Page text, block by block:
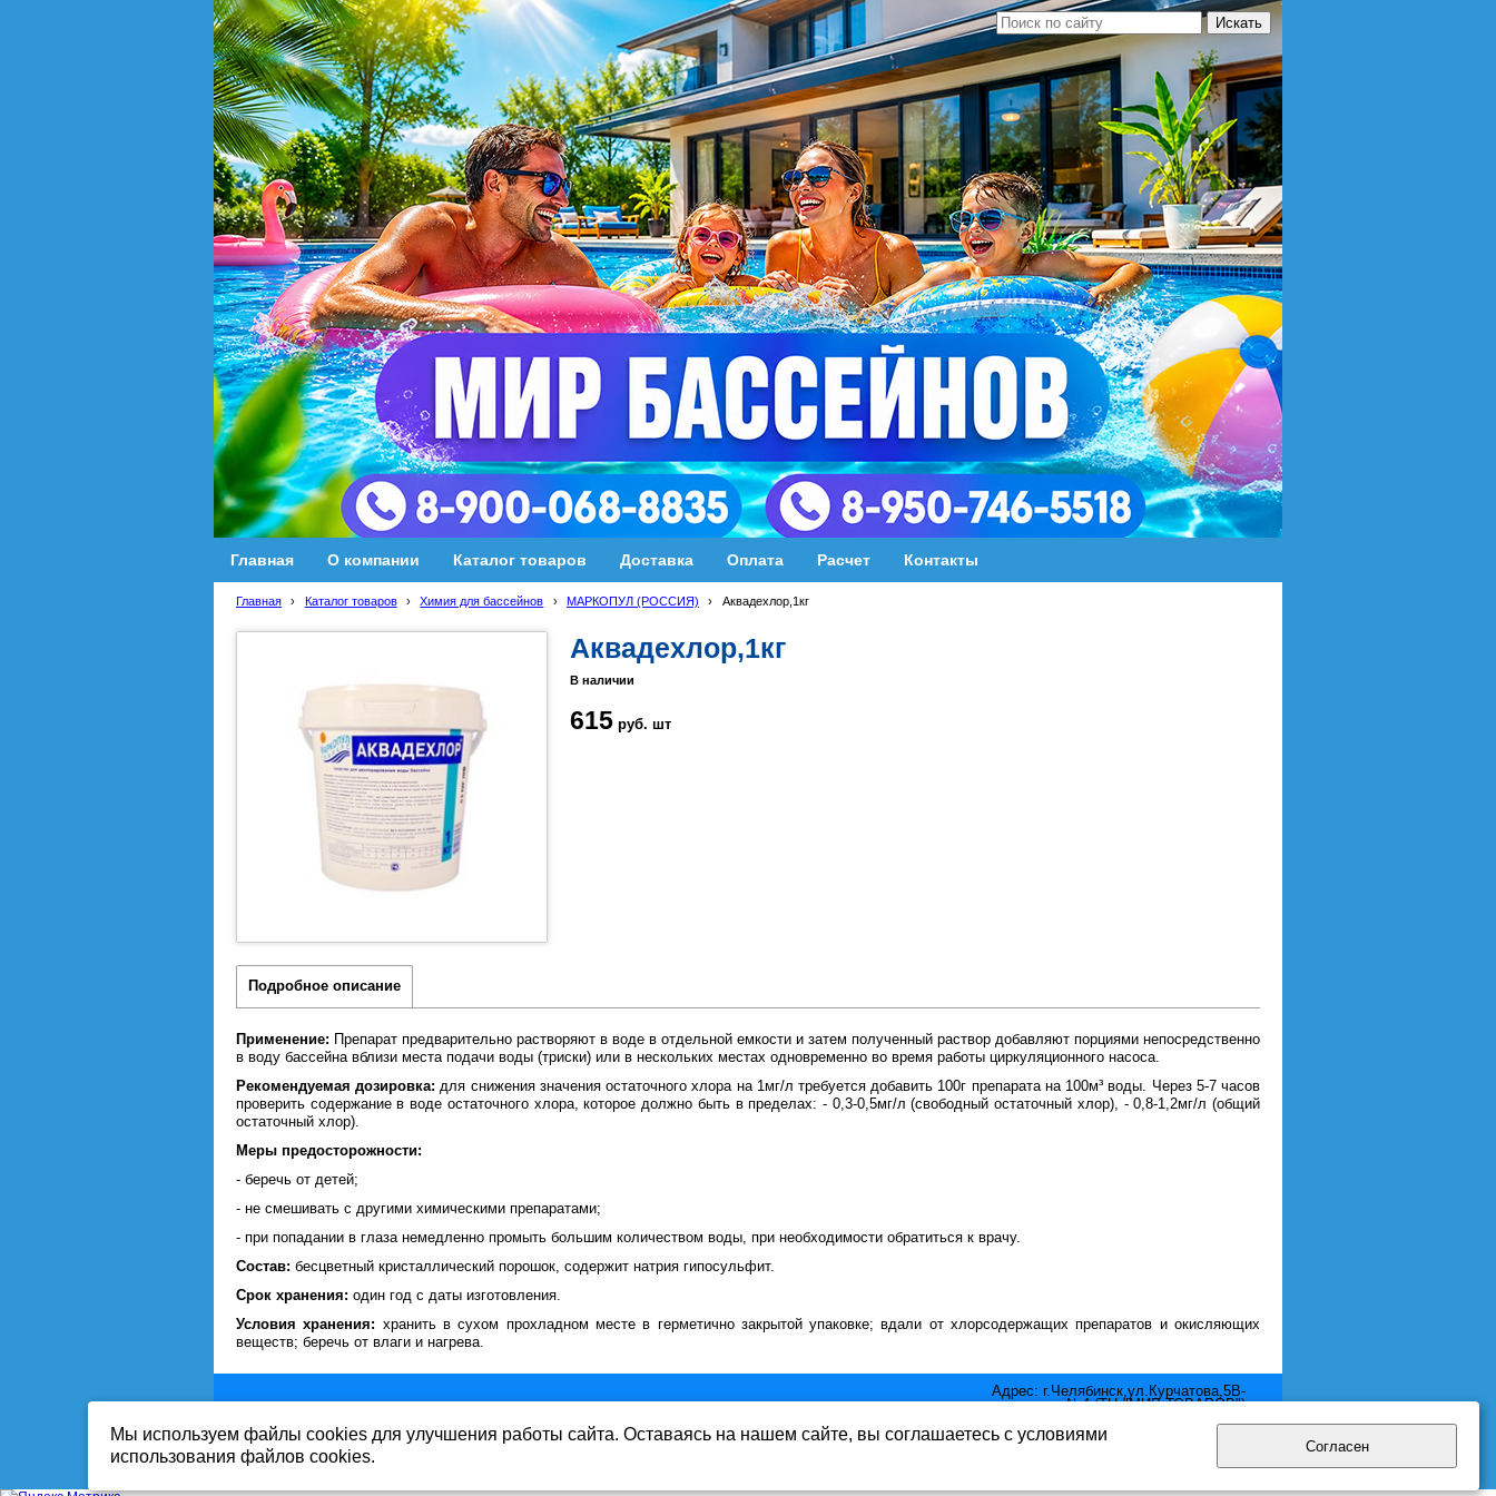
Главная О компании Каталог товаров Доставка Оплата Расчет Контакты
Главная › Каталог товаров › Химия для бассейнов › МАРКОПУЛ (РОССИЯ) › Аквадехлор,1кг
Аквадехлор,1кг
В наличии
615 руб. шт
Подробное описание
Применение:
Препарат предварительно растворяют в воде в отдельной емкости и затем полученный раствор добавляют порциями непосредственно
в воду бассейна вблизи места подачи воды (триски) или в нескольких местах одновременно во время работы циркуляционного насоса.
Рекомендуемая дозировка: для снижения значения остаточного хлора на 1мг/л требуется добавить 100г препарата на 100м³ воды. Через 5-7 часов
проверить содержание в воде остаточного хлора, которое должно быть в пределах: - 0,3-0,5мг/л (свободный остаточный хлор), - 0,8-1,2мг/л (общий
остаточный хлор).
Меры предосторожности:
- беречь от детей;
- не смешивать с другими химическими препаратами;
- при попадании в глаза немедленно промыть большим количеством воды, при необходимости обратиться к врачу.
Состав: бесцветный кристаллический порошок, содержит натрия гипосульфит.
Срок хранения: один год с даты изготовления.
Условия хранения: хранить в сухом прохладном месте в герметично закрытой упаковке; вдали от хлорсодержащих препаратов и окисляющих
веществ; беречь от влаги и нагрева.
Адрес: г.Челябинск,ул.Курчатова,5В-
отдел №4 (ТЦ "МИР ТОВАРОВ")
Email: mir.pool@yandex.ru
Вся информация на сайте-собственность www.mirbass.ru
Публикация информации с сайта www.mirbass.ru бе разрешения запрещена. Все права защищены.
Мы используем файлы cookies для улучшения работы сайта. Оставаясь на нашем сайте, вы соглашаетесь с условиями
использования файлов cookies.
Согласен